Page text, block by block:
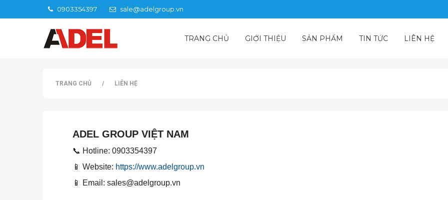
0903354397 sale@adelgroup.vn
TRANG CHỦ GIỚI THIỆU SẢN PHẨM TIN TỨC LIÊN HỆ
TRANG CHỦ / LIÊN HỆ
ADEL GROUP VIỆT NAM
📞 Hotline: 0903354397
📱 Website: https://www.adelgroup.vn
📱 Email: sales@adelgroup.vn